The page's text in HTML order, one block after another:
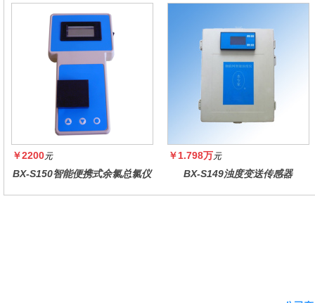
￥2200元
BX-S150智能便携式余氯总氯仪
￥1.798万元
BX-S149浊度变送传感器